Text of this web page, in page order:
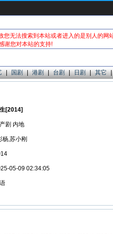
无法搜索到本站或者进入的是别人的网
谢您对本站的支持!
| 国剧 | 港剧 | 台剧 | 日剧 | 其它 |
[2014]
剧 内地
杨,苏小刚
05-09 02:34:05